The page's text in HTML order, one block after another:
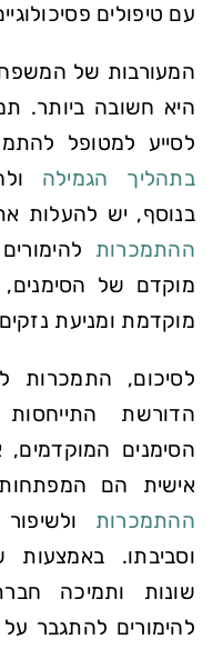
עם טיפולים
המעורבות של
היא חשובה ביותר.
לסייע למטופל
בתהליך הגמילה
בנוסף, יש להעלות
ההתמכרות
מוקדם של
מוקדמת ומניעת
לסיכום, התמכרות
הדורשת התייחסות
הסימנים המוקדמים,
אישית הם
ההתמכרות
וסביבתו. באמצעות
שונות ותמיכה
להימורים להתגבר